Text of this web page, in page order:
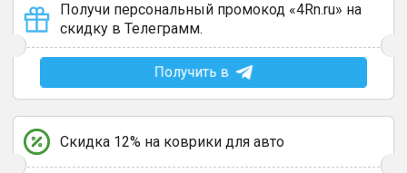
Получи персональный промокод «4Rn.ru» на
скидку в Телеграмм.
Получить в
Скидка 12% на коврики для авто